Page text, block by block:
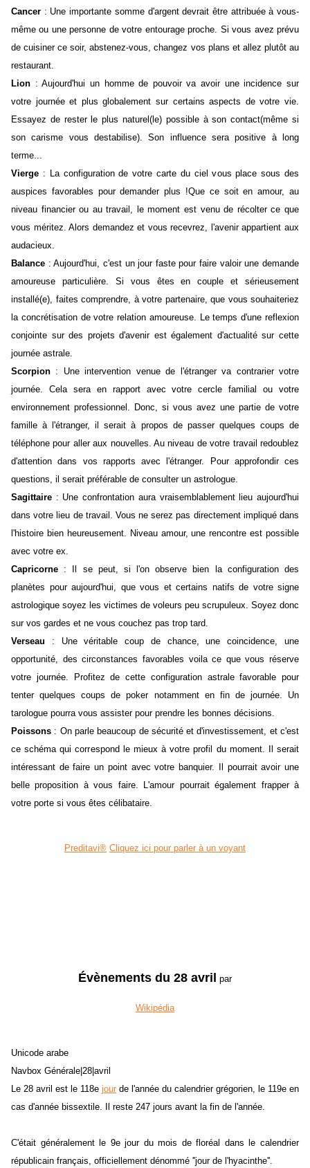
Cancer : Une importante somme d'argent devrait être attribuée à vous-
même ou une personne de votre entourage proche. Si vous avez prévu
de cuisiner ce soir, abstenez-vous, changez vos plans et allez plutôt au
restaurant.
Lion : Aujourd'hui un homme de pouvoir va avoir une incidence sur
votre journée et plus globalement sur certains aspects de votre vie.
Essayez de rester le plus naturel(le) possible à son contact(même si
son carisme vous destabilise). Son influence sera positive à long
terme...
Vierge : La configuration de votre carte du ciel vous place sous des
auspices favorables pour demander plus !Que ce soit en amour, au
niveau financier ou au travail, le moment est venu de récolter ce que
vous méritez. Alors demandez et vous recevrez, l'avenir appartient aux
audacieux.
Balance : Aujourd'hui, c'est un jour faste pour faire valoir une demande
amoureuse particulière. Si vous êtes en couple et sérieusement
installé(e), faites comprendre, à votre partenaire, que vous souhaiteriez
la concrétisation de votre relation amoureuse. Le temps d'une reflexion
conjointe sur des projets d'avenir est également d'actualité sur cette
journée astrale.
Scorpion : Une intervention venue de l'étranger va contrarier votre
journée. Cela sera en rapport avec votre cercle familial ou votre
environnement professionnel. Donc, si vous avez une partie de votre
famille à l'étranger, il serait à propos de passer quelques coups de
téléphone pour aller aux nouvelles. Au niveau de votre travail redoublez
d'attention dans vos rapports avec l'étranger. Pour approfondir ces
questions, il serait préférable de consulter un astrologue.
Sagittaire : Une confrontation aura vraisemblablement lieu aujourd'hui
dans votre lieu de travail. Vous ne serez pas directement impliqué dans
l'histoire bien heureusement. Niveau amour, une rencontre est possible
avec votre ex.
Capricorne : Il se peut, si l'on observe bien la configuration des
planètes pour aujourd'hui, que vous et certains natifs de votre signe
astrologique soyez les victimes de voleurs peu scrupuleux. Soyez donc
sur vos gardes et ne vous couchez pas trop tard.
Verseau : Une véritable coup de chance, une coincidence, une
opportunité, des circonstances favorables voila ce que vous réserve
votre journée. Profitez de cette configuration astrale favorable pour
tenter quelques coups de poker notamment en fin de journée. Un
tarologue pourra vous assister pour prendre les bonnes décisions.
Poissons : On parle beaucoup de sécurité et d'investissement, et c'est
ce schéma qui correspond le mieux à votre profil du moment. Il serait
intéressant de faire un point avec votre banquier. Il pourrait avoir une
belle proposition à vous faire. L'amour pourrait également frapper à
votre porte si vous êtes célibataire.
Preditavi® Cliquez ici pour parler à un voyant
Évènements du 28 avril par
Wikipédia
Unicode arabe
Navbox Générale|28|avril
Le 28 avril est le 118e jour de l'année du calendrier grégorien, le 119e en
cas d'année bissextile. Il reste 247 jours avant la fin de l'année.
C'était généralement le 9e jour du mois de floréal dans le calendrier
républicain français, officiellement dénommé ''jour de l'hyacinthe''.